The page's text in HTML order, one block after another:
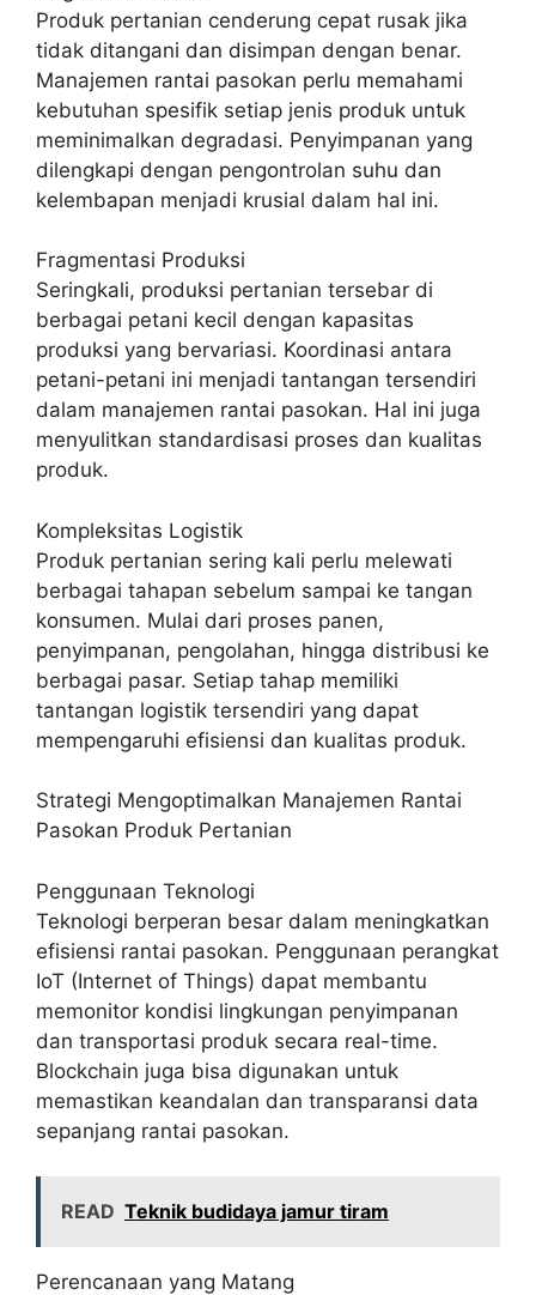
Produk pertanian cenderung cepat rusak jika
tidak ditangani dan disimpan dengan benar.
Manajemen rantai pasokan perlu memahami
kebutuhan spesifik setiap jenis produk untuk
meminimalkan degradasi. Penyimpanan yang
dilengkapi dengan pengontrolan suhu dan
kelembapan menjadi krusial dalam hal ini.
Fragmentasi Produksi
Seringkali, produksi pertanian tersebar di
berbagai petani kecil dengan kapasitas
produksi yang bervariasi. Koordinasi antara
petani-petani ini menjadi tantangan tersendiri
dalam manajemen rantai pasokan. Hal ini juga
menyulitkan standardisasi proses dan kualitas
produk.
Kompleksitas Logistik
Produk pertanian sering kali perlu melewati
berbagai tahapan sebelum sampai ke tangan
konsumen. Mulai dari proses panen,
penyimpanan, pengolahan, hingga distribusi ke
berbagai pasar. Setiap tahap memiliki
tantangan logistik tersendiri yang dapat
mempengaruhi efisiensi dan kualitas produk.
Strategi Mengoptimalkan Manajemen Rantai
Pasokan Produk Pertanian
Penggunaan Teknologi
Teknologi berperan besar dalam meningkatkan
efisiensi rantai pasokan. Penggunaan perangkat
IoT (Internet of Things) dapat membantu
memonitor kondisi lingkungan penyimpanan
dan transportasi produk secara real-time.
Blockchain juga bisa digunakan untuk
memastikan keandalan dan transparansi data
sepanjang rantai pasokan.
READ Teknik budidaya jamur tiram
Perencanaan yang Matang